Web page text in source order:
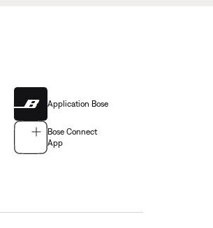
Application Bose
Bose Connect
App